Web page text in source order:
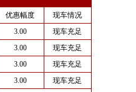
优惠幅度
现车情况
3.00
现车充足
3.00
现车充足
3.00
现车充足
3.00
现车充足